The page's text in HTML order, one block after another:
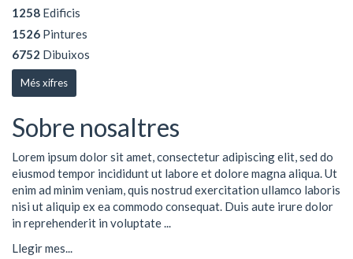
1258 Edificis
1526 Pintures
6752 Dibuixos
Més xifres
Sobre nosaltres
Lorem ipsum dolor sit amet, consectetur adipiscing elit, sed do
eiusmod tempor incididunt ut labore et dolore magna aliqua. Ut
enim ad minim veniam, quis nostrud exercitation ullamco laboris
nisi ut aliquip ex ea commodo consequat. Duis aute irure dolor
in reprehenderit in voluptate ...
Llegir mes...